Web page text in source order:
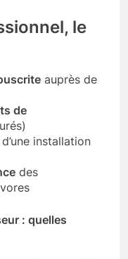
le
auprès de
de
d’une installation
des
: quelles